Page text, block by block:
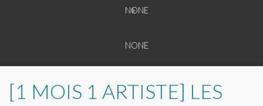
NONE
NONE
NONE
NONE
NONE
[1 MOIS 1 ARTISTE] LES